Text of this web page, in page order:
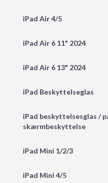
iPad Air 4/5
iPad Air 6 11" 2024
iPad Air 6 13" 2024
iPad Beskyttelseglas
iPad beskyttelsesglas /
skærmbeskyttelse
iPad Mini 1/2/3
iPad Mini 4/5